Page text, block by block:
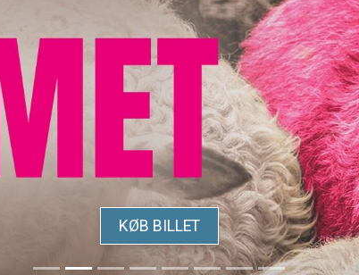
KØB BILLET